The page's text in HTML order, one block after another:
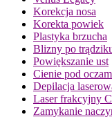
Korekcja nosa
Korekta powiek
Plastyka brzucha
Blizny po
Powiększanie ust
Cienie pod
Depilacja
Laser frakcyjny
Zamykanie